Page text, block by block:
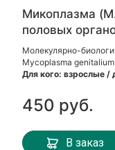
Микоплазма
половых
Молекулярно-
Mycoplasma genitalium
Для кого: взрослые /
450 руб.
В заказ